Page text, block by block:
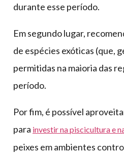
durante esse período.
Em segundo lugar,
de espécies exóticas (que,
permitidas na maioria das
período.
Por fim, é possível
para investir na piscicultura e
peixes em ambientes